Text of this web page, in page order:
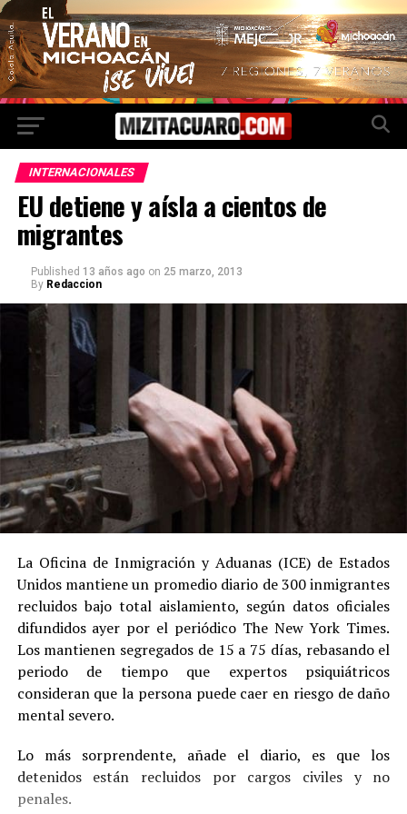
INTERNACIONALES
EU detiene y aísla a cientos de
migrantes
Published 13 años ago on 25 marzo, 2013
By Redaccion
La Oficina de Inmigración y Aduanas (ICE) de Estados
Unidos mantiene un promedio diario de 300 inmigrantes
recluidos bajo total aislamiento, según datos oficiales
difundidos ayer por el periódico The New York Times.
Los mantienen segregados de 15 a 75 días, rebasando el
periodo de tiempo que expertos psiquiátricos
consideran que la persona puede caer en riesgo de daño
mental severo.
Lo más sorprendente, añade el diario, es que los
detenidos están recluidos por cargos civiles y no
penales.